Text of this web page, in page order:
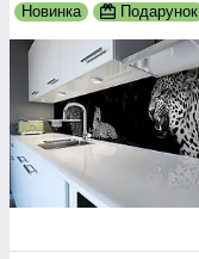
Новинка Подарунок